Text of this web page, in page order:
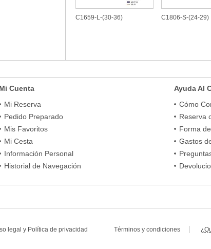
C1659-L-(30-36) C1806-S-(24-29)
Mi Cuenta
Mi Reserva
Pedido Preparado
Mis Favoritos
Mi Cesta
Información Personal
Historial de Navegación
Ayuda Al
Cómo
Reserva
Forma
Gastos
legal y Política de privacidad Términos y condiciones